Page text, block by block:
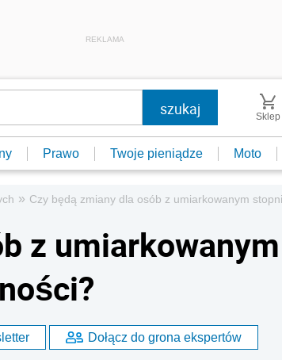
REKLAMA
Sklep
Prawo Twoje pieniądze Moto
» Czy będą zmiany dla osób z umiarkowanym
z umiarkowanym
Dołącz do grona ekspertów